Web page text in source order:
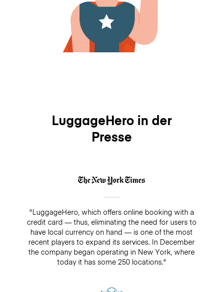
LuggageHero in der
Presse
"LuggageHero, which offers online booking with a
credit card — thus, eliminating the need for users to
have local currency on hand — is one of the most
recent players to expand its services. In December
the company began operating in New York, where
today it has some 250 locations."